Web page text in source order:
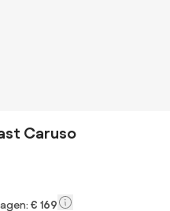
Caruso
€ 169